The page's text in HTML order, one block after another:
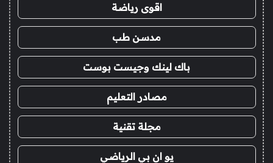
اقوى رياضة
مدسن طب
باك لينك وجيست بوست
مصادر التعليم
مجلة تقنية
يو ان بي الرياضي